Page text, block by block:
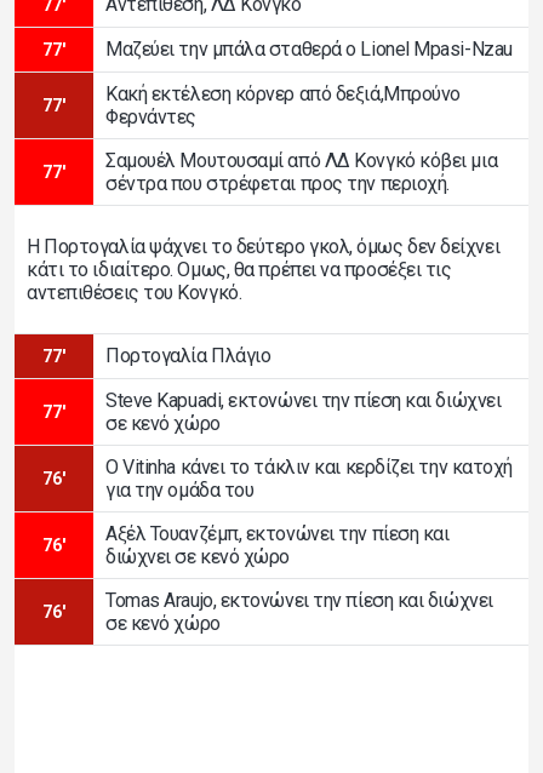
77'
77' Μαζεύει την μπάλα σταθερά ο Lionel Mpasi-Nzau
77'
Κακή εκτέλεση κόρνερ από δεξιά,Μπρούνο
Φερνάντες
77'
Σαμουέλ Μουτουσαμί από ΛΔ Κονγκό κόβει μια
σέντρα που στρέφεται προς την περιοχή.
Η Πορτογαλία ψάχνει το δεύτερο γκολ, όμως δεν δείχνει
κάτι το ιδιαίτερο. Ομως, θα πρέπει να προσέξει τις
αντεπιθέσεις του Κονγκό.
77' Πορτογαλία Πλάγιο
77'
Steve Kapuadi, εκτονώνει την πίεση και διώχνει
σε κενό χώρο
76'
Ο Vitinha κάνει το τάκλιν και κερδίζει την κατοχή
για την ομάδα του
76'
Αξέλ Τουανζέμπ, εκτονώνει την πίεση και
διώχνει σε κενό χώρο
76'
Tomas Araujo, εκτονώνει την πίεση και διώχνει
σε κενό χώρο